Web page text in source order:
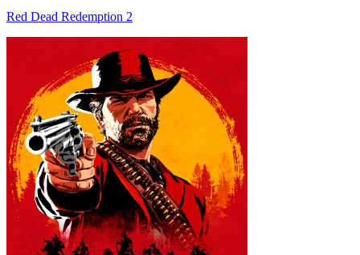
Red Dead Redemption 2